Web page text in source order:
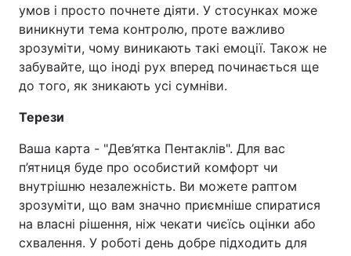
умов і просто почнете діяти. У стосунках може
виникнути тема контролю, проте важливо
зрозуміти, чому виникають такі емоції. Також не
забувайте, що іноді рух вперед починається ще
до того, як зникають усі сумніви.
Терези
Ваша карта - "Дев’ятка Пентаклів".​​​​​​​ Для вас
п’ятниця буде про особистий комфорт чи
внутрішню незалежність. Ви можете раптом
зрозуміти, що вам значно приємніше спиратися
на власні рішення, ніж чекати чиєїсь оцінки або
схвалення. У роботі день добре підходить для